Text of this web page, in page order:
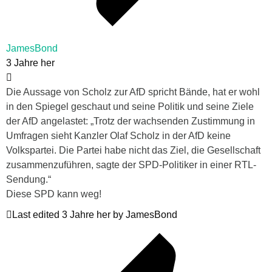
JamesBond
3 Jahre her
Die Aussage von Scholz zur AfD spricht Bände, hat er wohl
in den Spiegel geschaut und seine Politik und seine Ziele
der AfD angelastet: „Trotz der wachsenden Zustimmung in
Umfragen sieht Kanzler Olaf Scholz in der AfD keine
Volkspartei. Die Partei habe nicht das Ziel, die Gesellschaft
zusammenzuführen, sagte der SPD-Politiker in einer RTL-
Sendung.“
Diese SPD kann weg!
Last edited 3 Jahre her by JamesBond